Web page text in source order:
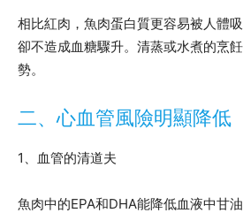
相比紅肉，魚肉蛋白質更容易被人體
卻不造成血糖驟升。清蒸或水煮的烹
勢。
二、心血管風險明顯降低
1、血管的清道夫
魚肉中的EPA和DHA能降低血液中甘